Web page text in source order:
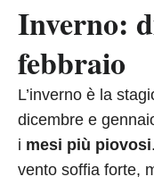
Inverno:
febbraio
L’inverno è la
dicembre e
i mesi più piovosi
vento soffia forte,